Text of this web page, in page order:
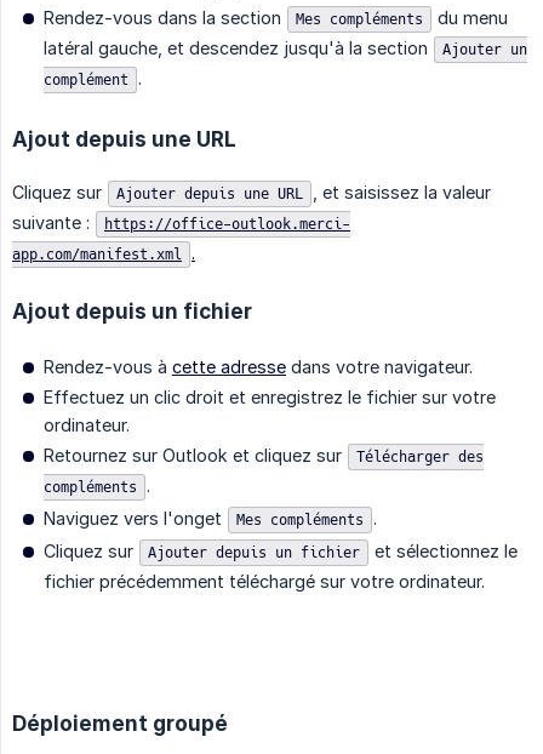
Rendez-vous dans la section
Mes compléments
du menu
latéral gauche, et descendez jusqu'à la section
Ajouter un
complément
.
Ajout depuis une URL
Cliquez sur Ajouter depuis une URL
, et saisissez la valeur
suivante :
https://office-outlook.merci-
app.com/manifest.xml .
Ajout depuis un fichier
Rendez-vous à cette adresse dans votre navigateur.
Effectuez un clic droit et enregistrez le fichier sur votre
ordinateur.
Retournez sur Outlook et cliquez sur
Télécharger des
compléments
.
Naviguez vers l'onget
Mes compléments
.
Cliquez sur
Ajouter depuis un fichier
et sélectionnez le
fichier précédemment téléchargé sur votre ordinateur.
Déploiement groupé